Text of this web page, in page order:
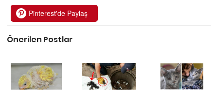
Pinterest'de Paylaş
Önerilen Postlar